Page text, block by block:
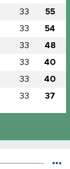
33 55
33 54
33 48
33 40
33 40
33 37